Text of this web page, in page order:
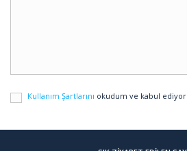
Kullanım Şartlarını okudum ve kabul